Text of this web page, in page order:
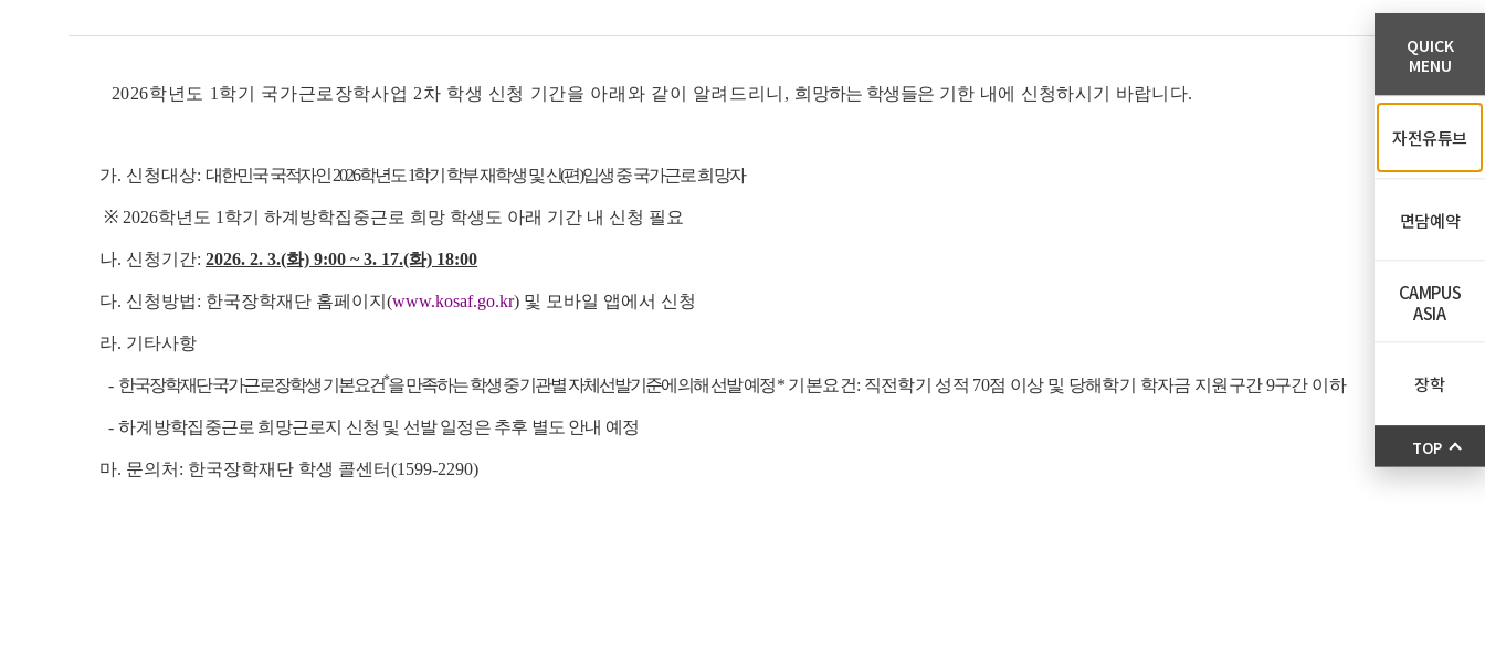
2026학년도 1학기 국가근로장학사업 2차 학생 신청 기간을 아래와 같이 알려드리니, 희망하는 학생들은 기한 내에 신청하시기 바랍니다.
가. 신청대상: 대한민국 국적자인 2026학년도 1학기 학부 재학생 및 신(편)입생 중 국가근로 희망자
※ 2026학년도 1학기 하계방학집중근로 희망 학생도 아래 기간 내 신청 필요
나. 신청기간: 2026. 2. 3.(화) 9:00 ~ 3. 17.(화) 18:00
다. 신청방법: 한국장학재단 홈페이지(www.kosaf.go.kr) 및 모바일 앱에서 신청
라. 기타사항
- 한국장학재단 국가근로장학생 기본요건*을 만족하는 학생 중 기관별 자체선발기준에 의해 선발 예정* 기본요건: 직전학기 성적 70점 이상 및 당해학기 학자금 지원구간 9구간 이하
- 하계 방학집중근로 희망근로지 신청 및 선발 일정은 추후 별도 안내 예정
마. 문의처: 한국장학재단 학생 콜센터(1599-2290)
QUICK
MENU
자전유튜브
면담예약
CAMPUS
ASIA
장학
TOP